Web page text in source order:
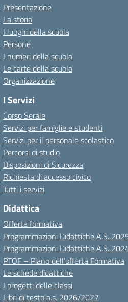
Presentazione
La storia
I luoghi della scuola
Persone
I numeri della scuola
Le carte della scuola
Organizzazione
I Servizi
Corso Serale
Servizi per famiglie e studenti
Servizi per il personale scolastico
Percorsi di studio
Disposizioni di Sicurezza
Richiesta di accesso civico
Tutti i servizi
Didattica
Offerta formativa
Programmazioni Didattiche A.S.
Programmazioni Didattiche A.S.
PTOF – Piano dell’offerta Formativa
Le schede didattiche
I progetti delle classi
Libri di testo a.s. 2026/2027